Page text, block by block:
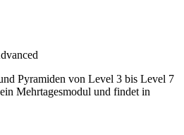
Pyramiden von Level 3 bis Level 7
Mehrtagesmodul und findet in